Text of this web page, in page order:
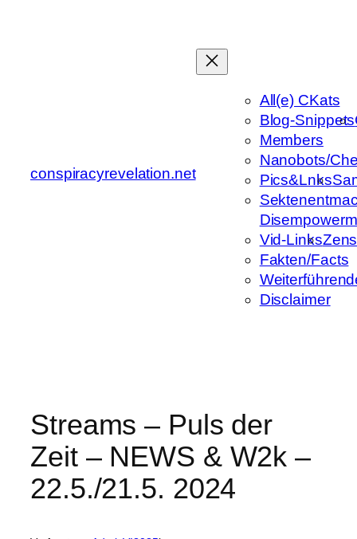
conspiracyrevelation.net
All(e) CKats
Blog-Snippets
Members
Nanobots/
Pics&Lnks
Vid-Links
Fakten/Facts
Disclaimer
Streams – Puls der
Zeit – NEWS & W2k –
22.5./21.5. 2024